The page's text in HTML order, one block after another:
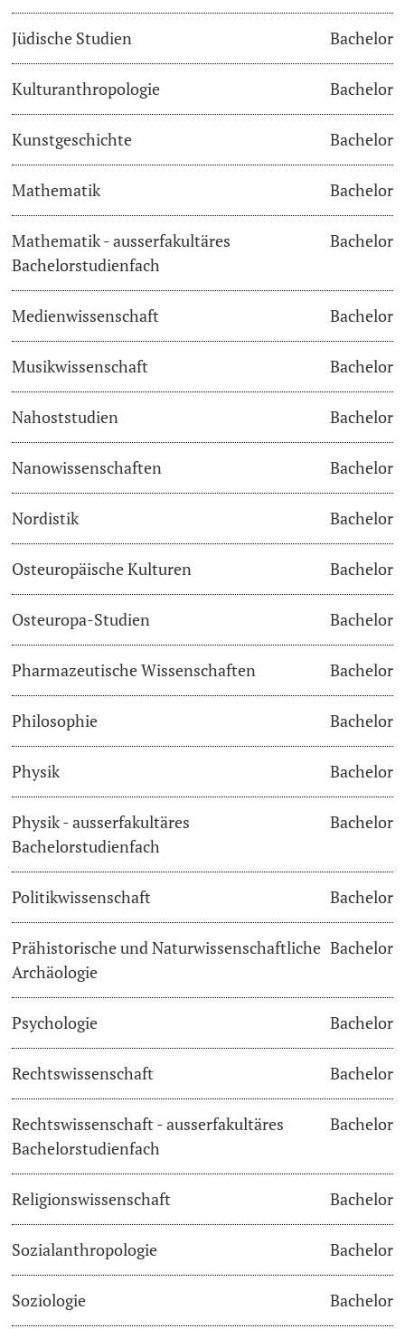
Koordinationsstelle für Geflüchtete
Beratungswegweiser
Lernen & Lehren
KI in Studium und Lehre
Digitales Lernen
Sprachenzentrum
Lernbörse
Lernräume
Jüdische Studien Bachelor
Kulturanthropologie Bachelor
Kunstgeschichte Bachelor
Mathematik Bachelor
Mathematik - ausserfakultäres
Bachelorstudienfach
Bachelor
Medienwissenschaft Bachelor
Musikwissenschaft Bachelor
Nahoststudien Bachelor
Nanowissenschaften Bachelor
Nordistik Bachelor
Osteuropäische Kulturen Bachelor
Osteuropa-Studien Bachelor
Pharmazeutische Wissenschaften Bachelor
Philosophie Bachelor
Physik Bachelor
Physik - ausserfakultäres
Bachelorstudienfach
Bachelor
Politikwissenschaft Bachelor
Prähistorische und Naturwissenschaftliche
Archäologie
Bachelor
Psychologie Bachelor
Rechtswissenschaft Bachelor
Rechtswissenschaft - ausserfakultäres
Bachelorstudienfach
Bachelor
Religionswissenschaft Bachelor
Sozialanthropologie Bachelor
Soziologie Bachelor